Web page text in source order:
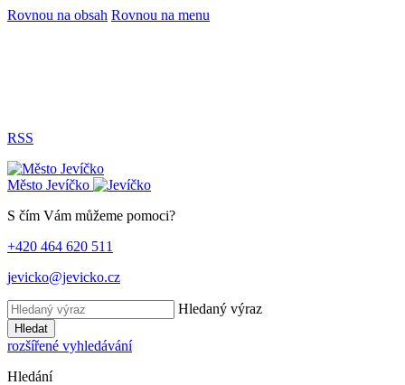
Rovnou na obsah Rovnou na menu
RSS
Město Jevíčko
S čím Vám můžeme pomoci?
+420 464 620 511
jevicko@jevicko.cz
Hledaný výraz
Hledat
rozšířené vyhledávání
Hledání